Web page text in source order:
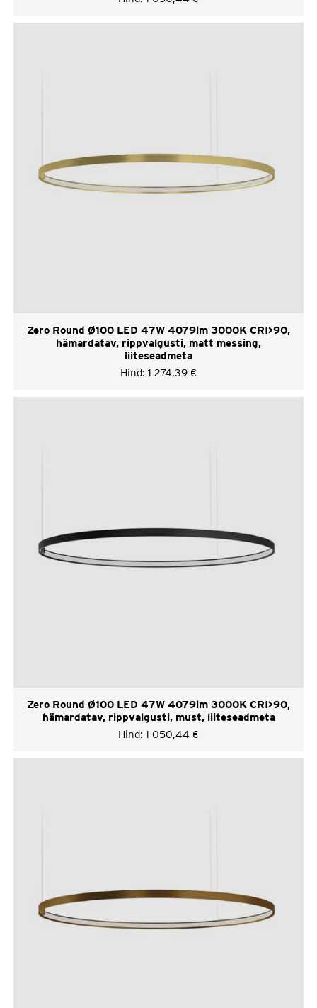
Zero Round Ø100 LED 47W 4079lm 3000K CRI>90,
hämardatav, rippvalgusti, matt messing,
liiteseadmeta
Hind: 1 274,39 €
Zero Round Ø100 LED 47W 4079lm 3000K CRI>90,
hämardatav, rippvalgusti, must, liiteseadmeta
Hind: 1 050,44 €